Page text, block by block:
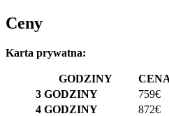
Ceny
Karta prywatna:
GODZINY
3 GODZINY
759€
4 GODZINY
872€